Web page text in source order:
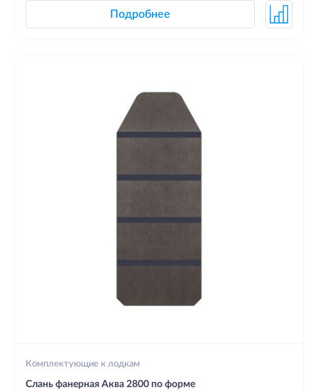
Подробнее
Комплектующие к лодкам
Слань фанерная Aква 2800 по форме